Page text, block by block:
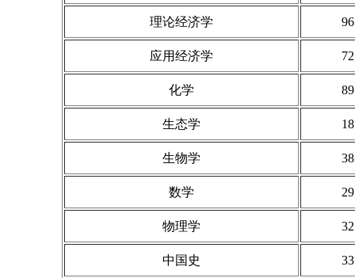
理论经济学 96
应用经济学 72
化学 89
生态学 18
生物学 38
数学 29
物理学 32
中国史 33